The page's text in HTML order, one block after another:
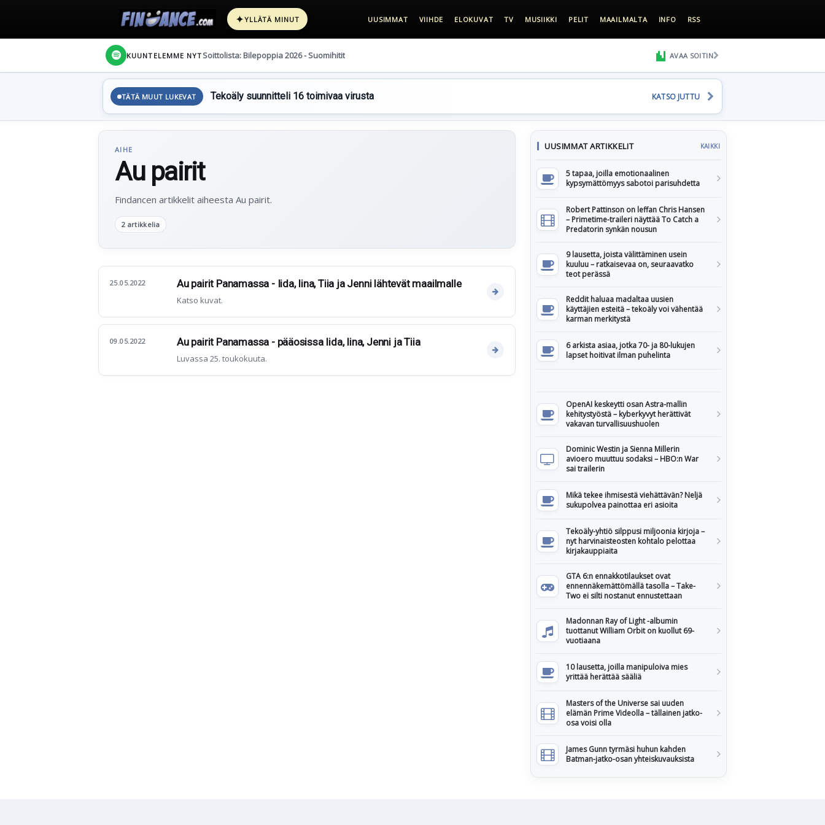
✦YLLÄTÄ MINUT UUSIMMAT VIIHDE ELOKUVAT TV MUSIIKKI PELIT MAAILMALTA INFO RSS
KUUNTELEMME NYT Soittolista: Bilepoppia 2026 - Suomihitit AVAA SOITIN
TÄTÄ MUUT LUKEVAT Tekoäly suunnitteli 16 toimivaa virusta KATSO JUTTU
AIHE
Au pairit
Findancen artikkelit aiheesta Au pairit.
2 artikkelia
25.05.2022 Au pairit Panamassa - Iida, Iina, Tiia ja Jenni lähtevät maailmalle
Katso kuvat.
09.05.2022 Au pairit Panamassa - pääosissa Iida, Iina, Jenni ja Tiia
Luvassa 25. toukokuuta.
UUSIMMAT ARTIKKELIT KAIKKI
5 tapaa, joilla emotionaalinen
kypsymättömyys sabotoi parisuhdetta
Robert Pattinson on leffan Chris Hansen
– Primetime-traileri näyttää To Catch a
Predatorin synkän nousun
9 lausetta, joista välittäminen usein
kuuluu – ratkaisevaa on, seuraavatko
teot perässä
Reddit haluaa madaltaa uusien
käyttäjien esteitä – tekoäly voi vähentää
karman merkitystä
6 arkista asiaa, jotka 70- ja 80-lukujen
lapset hoitivat ilman puhelinta
OpenAI keskeytti osan Astra-mallin
kehitystyöstä – kyberkyvyt herättivät
vakavan turvallisuushuolen
Dominic Westin ja Sienna Millerin
avioero muuttuu sodaksi – HBO:n War
sai trailerin
Mikä tekee ihmisestä viehättävän? Neljä
sukupolvea painottaa eri asioita
Tekoäly-yhtiö silppusi miljoonia kirjoja –
nyt harvinaisteosten kohtalo pelottaa
kirjakauppiaita
GTA 6:n ennakkotilaukset ovat
ennennäkemättömällä tasolla – Take-
Two ei silti nostanut ennustettaan
Madonnan Ray of Light -albumin
tuottanut William Orbit on kuollut 69-
vuotiaana
10 lausetta, joilla manipuloiva mies
yrittää herättää sääliä
Masters of the Universe sai uuden
elämän Prime Videolla – tällainen jatko-
osa voisi olla
James Gunn tyrmäsi huhun kahden
Batman-jatko-osan yhteiskuvauksista